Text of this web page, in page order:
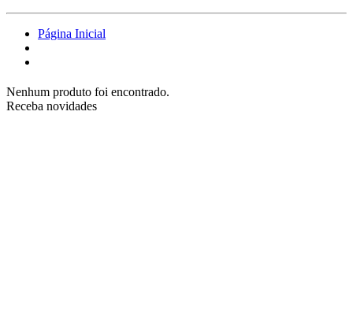
Página Inicial
Nenhum produto foi encontrado.
Receba novidades